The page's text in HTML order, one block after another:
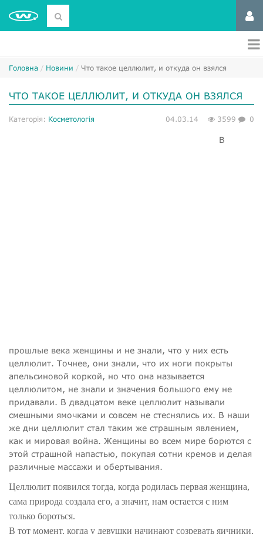
Головна Новини Что такое целлюлит, и откуда он взялся
ЧТО ТАКОЕ ЦЕЛЛЮЛИТ, И ОТКУДА ОН ВЗЯЛСЯ
Категорія: Косметологія 04.03.14 3599 0
В
прошлые века женщины и не знали, что у них есть
целлюлит. Точнее, они знали, что их ноги покрыты
апельсиновой коркой, но что она называется
целлюлитом, не знали и значения большого ему не
придавали. В двадцатом веке целлюлит называли
смешными ямочками и совсем не стеснялись их. В наши
же дни целлюлит стал таким же страшным явлением,
как и мировая война. Женщины во всем мире борются с
этой страшной напастью, покупая сотни кремов и делая
различные массажи и обертывания.
Целлюлит появился тогда, когда родилась первая женщина,
сама природа создала его, а значит, нам остается с ним
только бороться.
В тот момент, когда у девушки начинают созревать яичники,